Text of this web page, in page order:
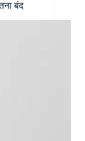
बंद